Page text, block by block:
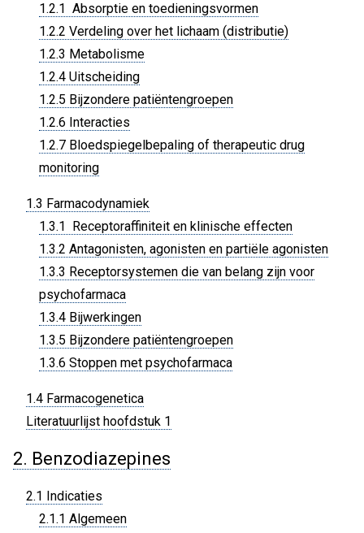
1.2.1 Absorptie en toedieningsvormen
1.2.2 Verdeling over het lichaam (distributie)
1.2.3 Metabolisme
1.2.4 Uitscheiding
1.2.5 Bijzondere patiëntengroepen
1.2.6 Interacties
1.2.7 Bloedspiegelbepaling of therapeutic drug
monitoring
1.3 Farmacodynamiek
1.3.1 Receptoraffiniteit en klinische effecten
1.3.2 Antagonisten, agonisten en partiële agonisten
1.3.3 Receptorsystemen die van belang zijn voor
psychofarmaca
1.3.4 Bijwerkingen
1.3.5 Bijzondere patiëntengroepen
1.3.6 Stoppen met psychofarmaca
1.4 Farmacogenetica
Literatuurlijst hoofdstuk 1
2. Benzodiazepines
2.1 Indicaties
2.1.1 Algemeen